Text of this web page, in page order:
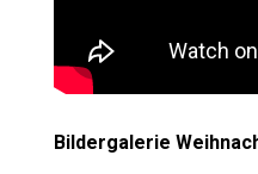
Bildergalerie